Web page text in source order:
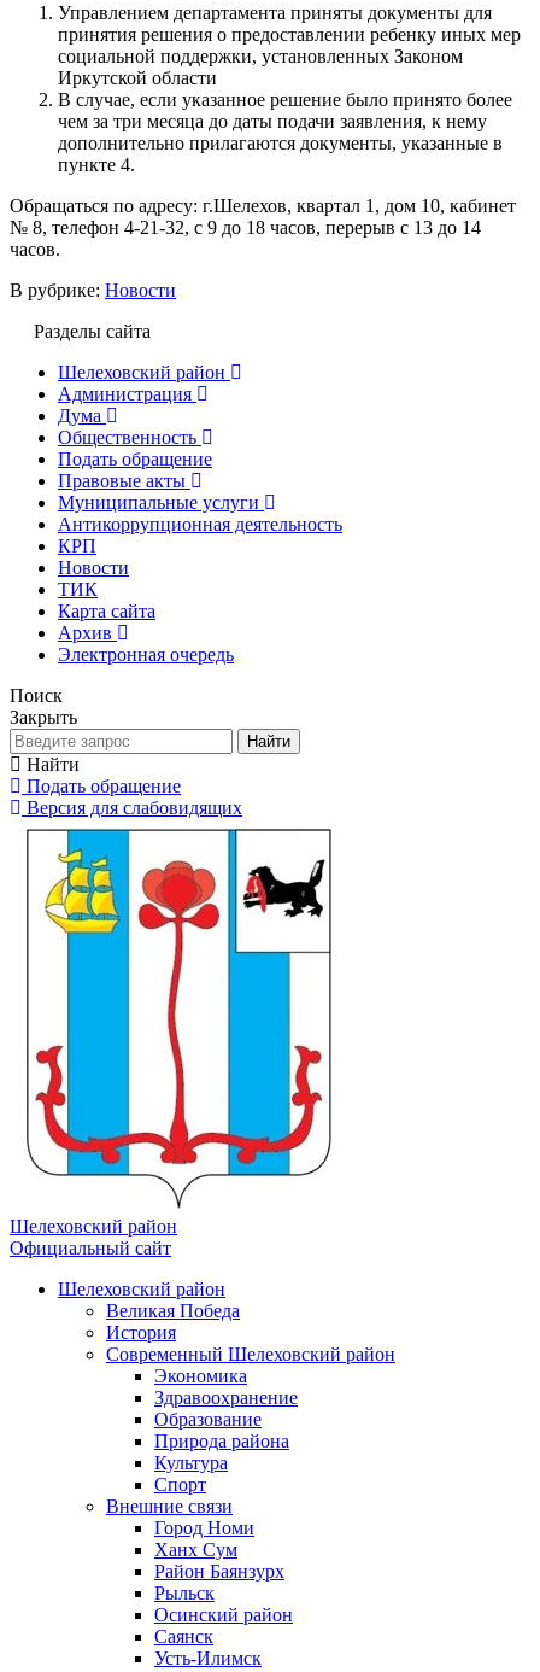
Управлением департамента приняты документы для
принятия решения о предоставлении ребенку иных мер
социальной поддержки, установленных Законом
Иркутской области
В случае, если указанное решение было принято более
чем за три месяца до даты подачи заявления, к нему
дополнительно прилагаются документы, указанные в
пункте 4.
Обращаться по адресу: г.Шелехов, квартал 1, дом 10, кабинет
№ 8, телефон 4-21-32, с 9 до 18 часов, перерыв с 13 до 14
часов.
В рубрике: Новости
Разделы сайта
Шелеховский район
Администрация
Дума
Общественность
Подать обращение
Правовые акты
Муниципальные услуги
Антикоррупционная деятельность
КРП
Новости
ТИК
Карта сайта
Архив
Электронная очередь
Поиск
Закрыть
Найти
Найти
Подать обращение
Версия для слабовидящих
Шелеховский район
Официальный сайт
Шелеховский район
Великая Победа
История
Современный Шелеховский район
Экономика
Здравоохранение
Образование
Природа района
Культура
Спорт
Внешние связи
Город Номи
Ханх Сум
Район Баянзурх
Рыльск
Осинский район
Саянск
Усть-Илимск